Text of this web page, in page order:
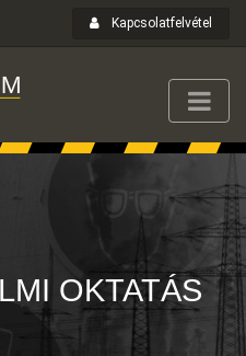
Kapcsolatfelvétel
OKTATÁS